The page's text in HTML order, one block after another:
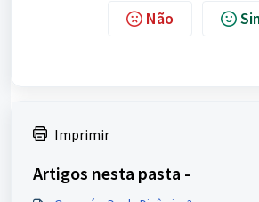
Não
Imprimir
Artigos nesta pasta -